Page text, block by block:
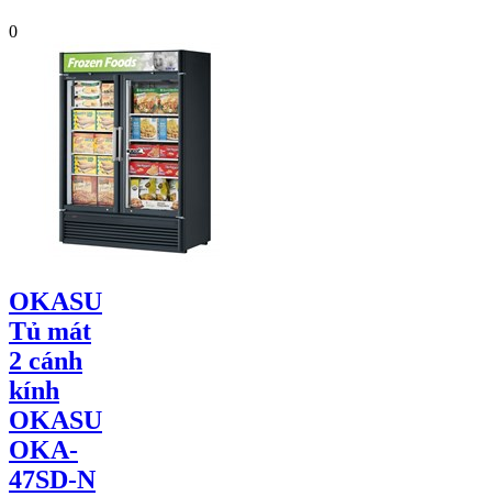
0
OKASU
Tủ mát
2 cánh
kính
OKASU
OKA-
47SD-N